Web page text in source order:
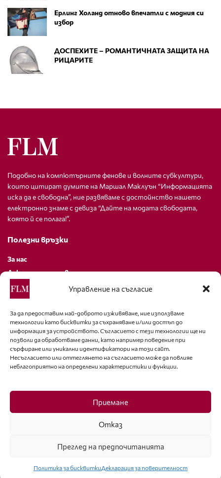
Управление на съгласие
За да предоставим най-доброто изживяване, ние използваме
технологии като бисквитки за съхраняване и/или достъп до
информация за устройството. Съгласието с тези технологии ще ни
позволи да обработваме данни, като например поведение при
сърфиране или уникални идентификатори на този сайт.
Несъгласието или оттеглянето на съгласието може да повлияе
неблагоприятно на определени характеристики и функции.
Приемане
Отказ
Преглед на предпочитанията
Политика за бисквиткиДекларация за поверителност
Ерлинг Холанд отново впечатли с модния си
избор
ДОСПЕХИТЕ – РОМАНТИЧНАТА ЗАЩИТА НА
РИЦАРИТЕ
Подобно на компютърните фенове и волните субкултури,
които цитират думите на Маршал Маклуън “Информацията
иска да е свободна”, ние развяваме с достойнство нашето
електронно знаме с девиза “Дайте на модата свободата,
която й се полага!”.
Полезни връзки
За нас
Декларация за поверителност
Политика за бисквитки
За контакти
editor@fashion-lifestyle.net
+359 88 227 33 47
Последвайте ни
Facebook
ISSN 1314-8915 Copyright © 2007-2025 Ot igla do konetz Ltd. & Fashion.bg